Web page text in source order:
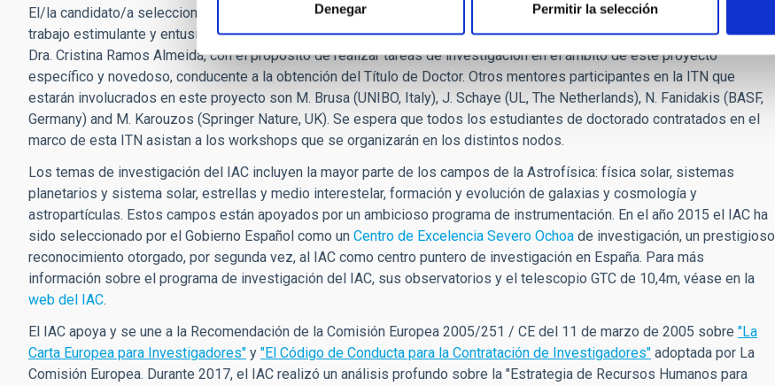
Denegar Permitir la selección
El/la candidato/a seleccionado/a tendrá su lugar de trabajo en la sede central del IAC en La Laguna, en un ambiente de
trabajo estimulante y entusiasta. Se incorporará al grupo de investigación “Activity phenomena in galaxies”, cuya IP es la
Dra. Cristina Ramos Almeida, con el propósito de realizar tareas de investigación en el ámbito de este proyecto
específico y novedoso, conducente a la obtención del Título de Doctor. Otros mentores participantes en la ITN que
estarán involucrados en este proyecto son M. Brusa (UNIBO, Italy), J. Schaye (UL, The Netherlands), N. Fanidakis (BASF,
Germany) and M. Karouzos (Springer Nature, UK). Se espera que todos los estudiantes de doctorado contratados en el
marco de esta ITN asistan a los workshops que se organizarán en los distintos nodos.
Los temas de investigación del IAC incluyen la mayor parte de los campos de la Astrofísica: física solar, sistemas
planetarios y sistema solar, estrellas y medio interestelar, formación y evolución de galaxias y cosmología y
astropartículas. Estos campos están apoyados por un ambicioso programa de instrumentación. En el año 2015 el IAC ha
sido seleccionado por el Gobierno Español como un Centro de Excelencia Severo Ochoa de investigación, un prestigioso
reconocimiento otorgado, por segunda vez, al IAC como centro puntero de investigación en España. Para más
información sobre el programa de investigación del IAC, sus observatorios y el telescopio GTC de 10,4m, véase en la
web del IAC.
El IAC apoya y se une a la Recomendación de la Comisión Europea 2005/251 / CE del 11 de marzo de 2005 sobre "La
Carta Europea para Investigadores" y "El Código de Conducta para la Contratación de Investigadores" adoptada por La
Comisión Europea. Durante 2017, el IAC realizó un análisis profundo sobre la "Estrategia de Recursos Humanos para